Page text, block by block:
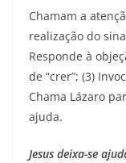
Chamam a
realização do
Responde à
de “crer”; (3)
Chama Lázaro
ajuda.
Jesus deixa-se